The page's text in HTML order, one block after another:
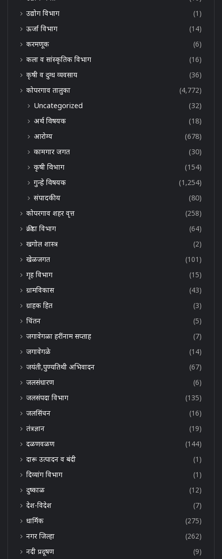
उद्योग विभाग
(1)
ऊर्जा विभाग
(14)
करमणूक
(6)
कला व सांस्कृतिक विभाग
(16)
कृषी व दुग्ध व्यवसाय
(36)
कोपरगाव तालुका
(4,772)
Uncategorized
(32)
अर्थ विषयक
(18)
आरोग्य
(678)
कामगार जगत
(30)
कृषी विभाग
(154)
गुन्हे विषयक
(1,254)
संपादकीय
(80)
कोपरगाव शहर वृत्त
(258)
क्रीडा विभाग
(64)
खगोल शास्त्र
(2)
खेळजगत
(101)
गृह विभाग
(15)
ग्रामविकास
(43)
ग्राहक हित
(3)
चिंतन
(5)
जगावेगळा हरींनाम सप्ताह
(7)
जगावेगळे
(14)
जयंती,पुण्यतिथी अभिवादन
(67)
जलसंधारण
(6)
जलसंपदा विभाग
(135)
जलसिंचन
(16)
तंत्रज्ञान
(19)
दळणवळण
(144)
दारू उत्पादन व बंदी
(1)
दिव्यांग विभाग
(1)
दुष्काळ
(12)
देश-विदेश
(7)
धार्मिक
(275)
नगर जिल्हा
(262)
नदी प्रदूषण
(9)